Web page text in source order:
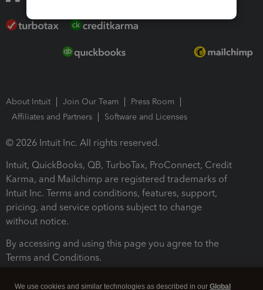
About Intuit Join Our Team
Press Room
Affiliates and Partners
Software and Licenses
© 2026 Intuit Inc. All rights reserved.
Intuit, QuickBooks, QB, TurboTax, ProConnect, Credit
Karma, and Mailchimp are registered trademarks of
Intuit Inc. Terms and conditions, features, support,
pricing, and service options subject to change
without notice.
By accessing and using this page you agree to the
Terms and Conditions.
We use cookies and similar technologies as described in our Global